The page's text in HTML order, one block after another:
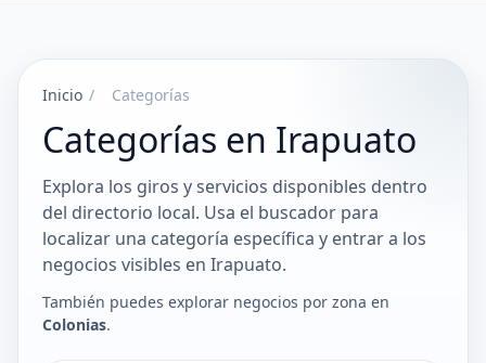
Inicio / Categorías
Categorías en Irapuato
Explora los giros y servicios disponibles dentro
del directorio local. Usa el buscador para
localizar una categoría específica y entrar a los
negocios visibles en Irapuato.
También puedes explorar negocios por zona en
Colonias.